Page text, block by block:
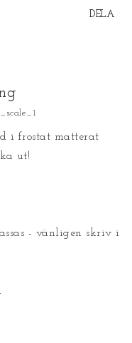
DELA
i frostat matterat
ut!
- vänligen skriv i